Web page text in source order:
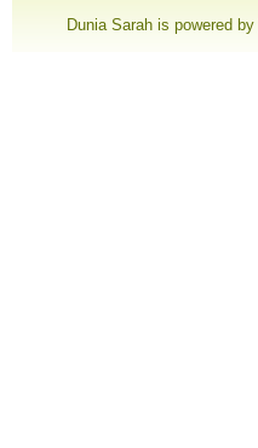
Dunia Sarah is powered by